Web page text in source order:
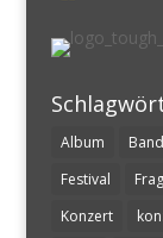
Album Band
Festival
Konzert